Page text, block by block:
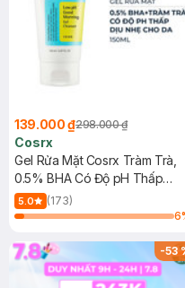
139.000 ₫298.000 ₫
Cosrx
Gel Rửa Mặt Cosrx Tràm Trà,
0.5% BHA Có Độ pH Thấp
150ml
5.0
(173)
6
-53